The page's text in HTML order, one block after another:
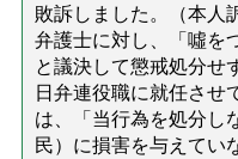
敗訴しました。（本人
弁護士に対し、「噓を
と議決して懲戒処分せ
日弁連役職に就任させ
は、「当行為を処分し
民）に損害を与えてい